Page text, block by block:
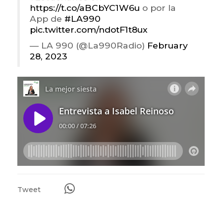
https://t.co/aBCbYC1W6u o por la
App de #LA990
pic.twitter.com/ndotF1t8ux
— LA 990 (@La990Radio) February
28, 2023
Tweet